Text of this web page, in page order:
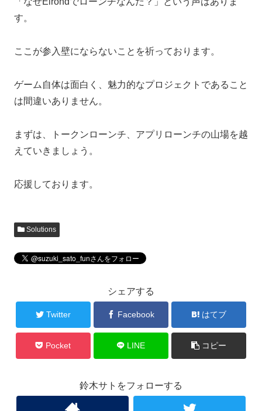
す。
ここが参入壁にならないことを祈っております。
ゲーム自体は面白く、魅力的なプロジェクトであること
は間違いありません。
まずは、トークンローンチ、アプリローンチの山場を越
えていきましょう。
応援しております。
Solutions
シェアする
Twitter Facebook はてブ
Pocket LINE コピー
鈴木サトをフォローする